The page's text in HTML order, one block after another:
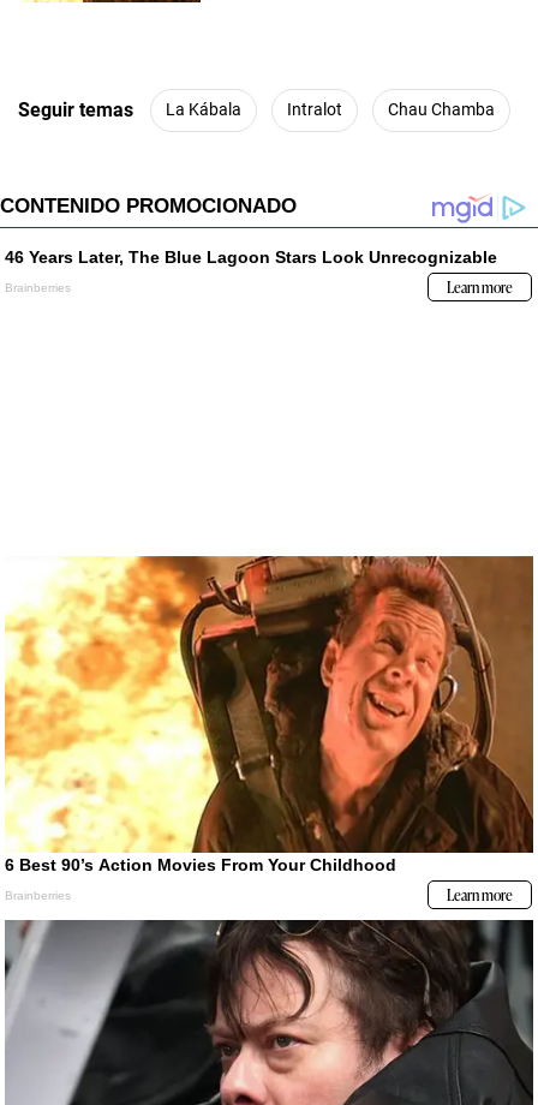
Seguir temas La Kábala Intralot Chau Chamba